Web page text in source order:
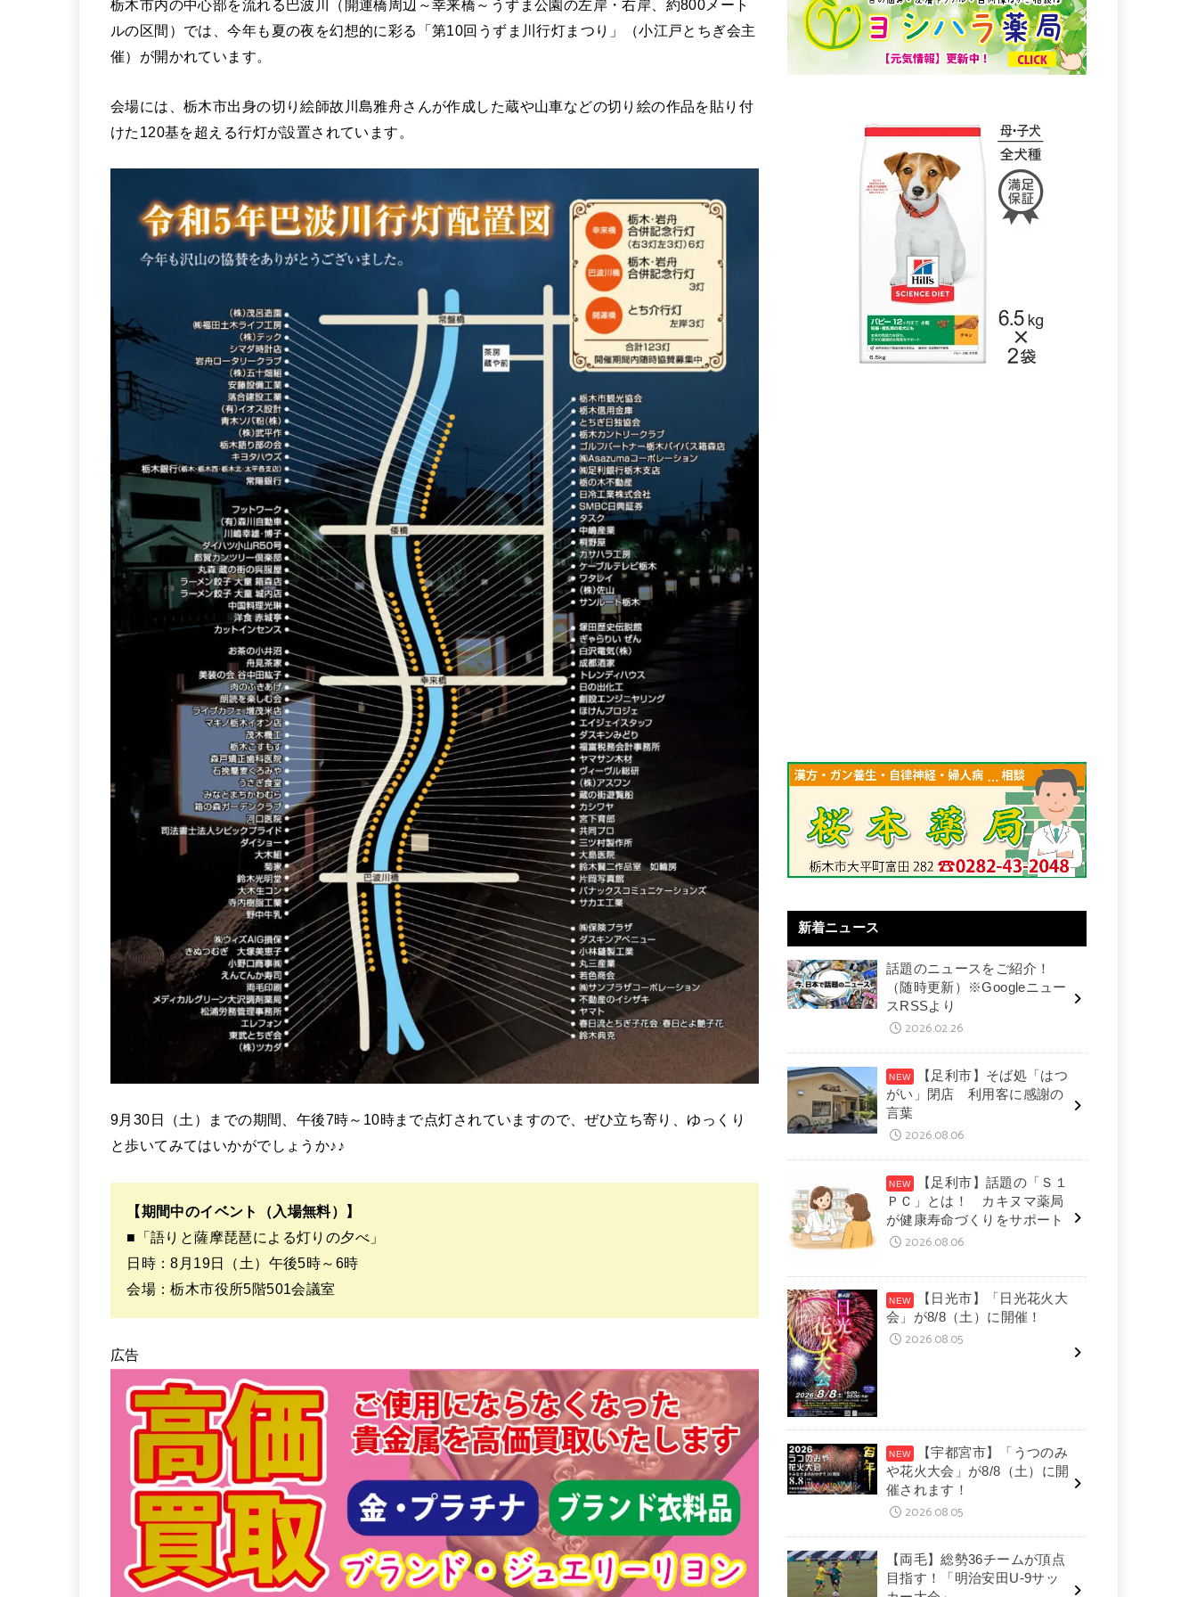
栃木市内の中心部を流れる巴波川（開運橋周辺～幸来橋～うずま公園の左岸・右岸、約800メート
ルの区間）では、今年も夏の夜を幻想的に彩る「第10回うずま川行灯まつり」（小江戸とちぎ会主
催）が開かれています。
会場には、栃木市出身の切り絵師故川島雅舟さんが作成した蔵や山車などの切り絵の作品を貼り付
けた120基を超える行灯が設置されています。
9月30日（土）までの期間、午後7時～10時まで点灯されていますので、ぜひ立ち寄り、ゆっくり
と歩いてみてはいかがでしょうか♪♪
【期間中のイベント（入場無料）】
■「語りと薩摩琵琶による灯りの夕べ」
日時：8月19日（土）午後5時～6時
会場：栃木市役所5階501会議室
広告
新着ニュース
話題のニュースをご紹介！
（随時更新）※Googleニュー
スRSSより
2026.02.26
【足利市】そば処「はつ
がい」閉店 利用客に感謝の
言葉
2026.08.06
【足利市】話題の「Ｓ１
ＰＣ」とは！ カキヌマ薬局
が健康寿命づくりをサポート
2026.08.06
【日光市】「日光花火大
会」が8/8（土）に開催！
2026.08.05
【宇都宮市】「うつのみ
や花火大会」が8/8（土）に開
催されます！
2026.08.05
【両毛】総勢36チームが頂点
目指す！「明治安田U-9サッ